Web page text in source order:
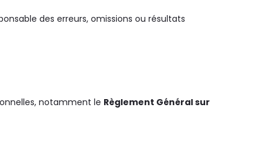
des erreurs, omissions ou résultats
notamment le Règlement Général sur